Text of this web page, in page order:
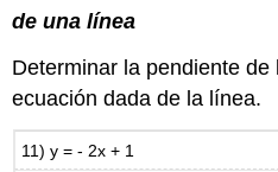
de una línea
Determinar la pendiente
ecuación dada de la línea.
11) y = - 2x + 1